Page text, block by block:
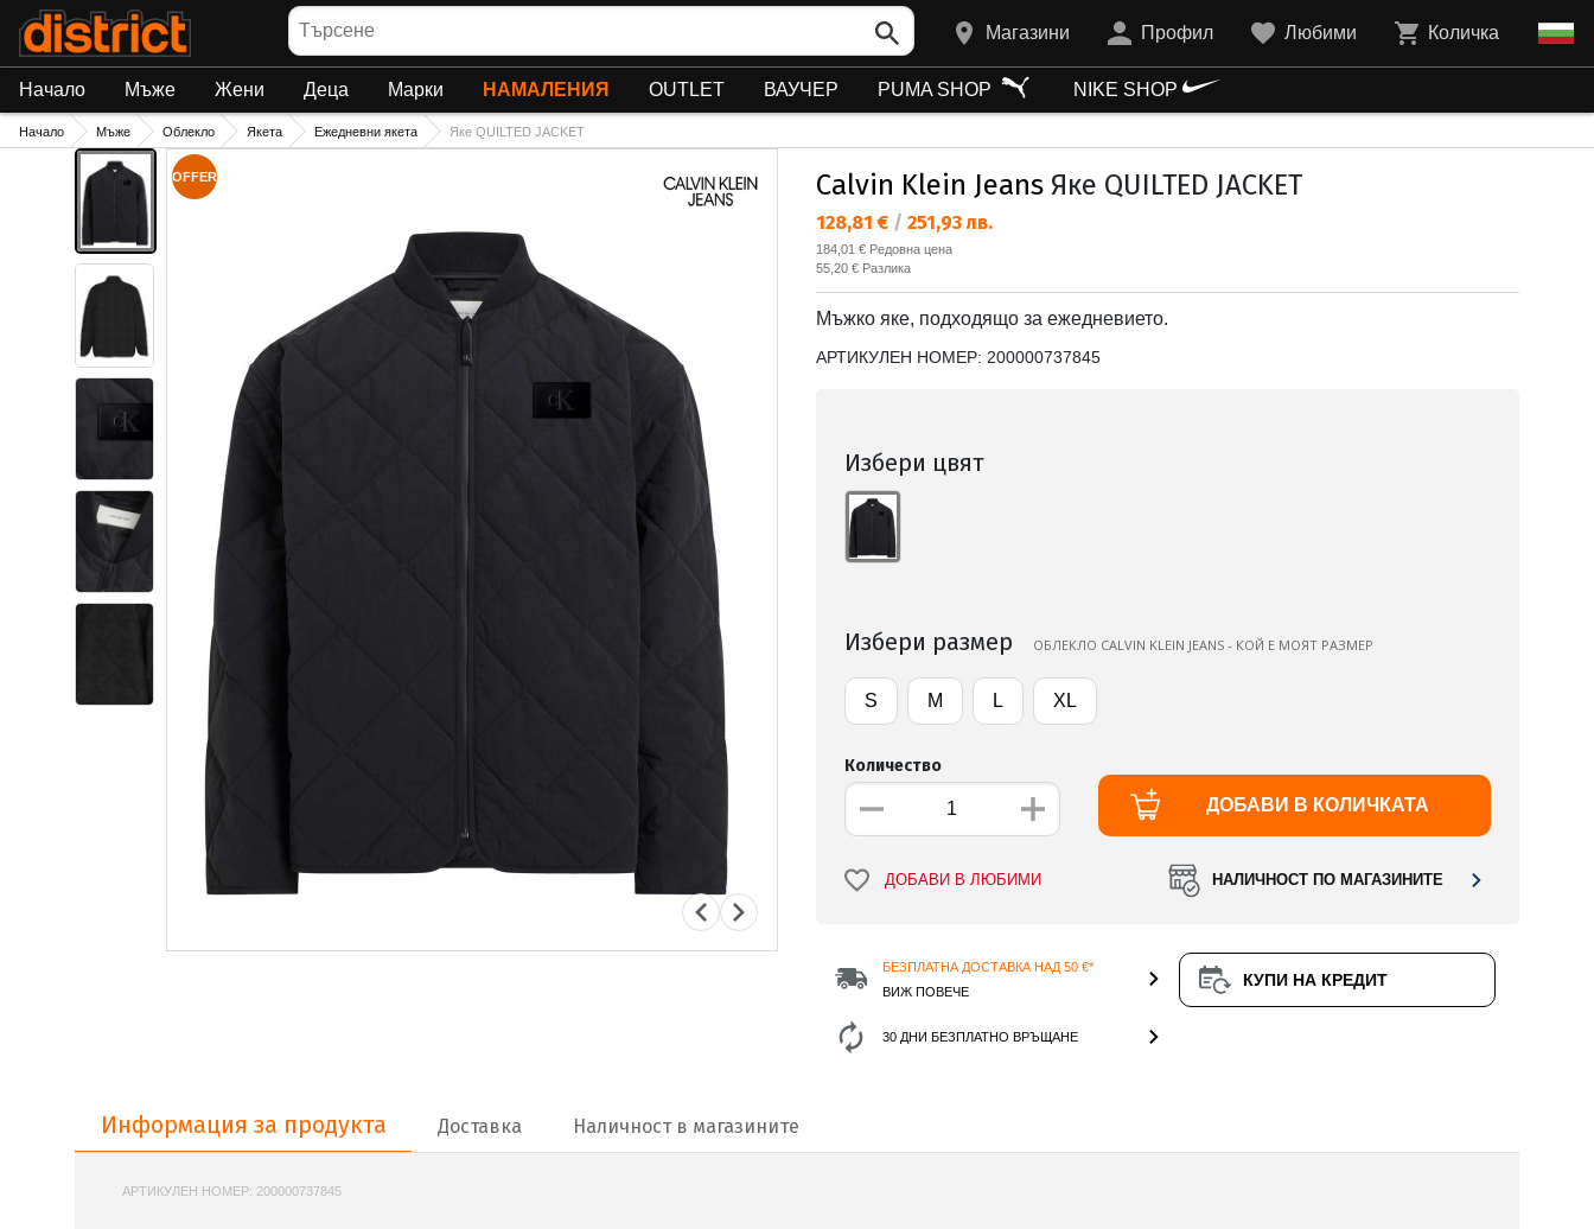
Търсене
Магазини Профил Любими Количка
Начало Мъже Жени Деца Марки НАМАЛЕНИЯ OUTLET ВАУЧЕР PUMA SHOP NIKE SHOP
Начало Мъже Облекло Якета Ежедневни якета Яке QUILTED JACKET
OFFER Calvin Klein Jeans Яке QUILTED JACKET
Текуща цена:
128,81 € / 251,93 лв.
Редовна цена:
184,01 € Редовна цена
Спестявате:
55,20 € Разлика
Мъжко яке, подходящо за ежедневието.
АРТИКУЛЕН НОМЕР: 200000737845
Избери цвят
Избери размер ОБЛЕКЛО CALVIN KLEIN JEANS - КОЙ Е МОЯТ РАЗМЕР
S M L XL
Количество
ДОБАВИ В КОЛИЧКАТА
ДОБАВИ В ЛЮБИМИ НАЛИЧНОСТ ПО МАГАЗИНИТЕ
БЕЗПЛАТНА ДОСТАВКА НАД 50 €*
ВИЖ ПОВЕЧЕ
30 ДНИ БЕЗПЛАТНО ВРЪЩАНЕ
КУПИ НА КРЕДИТ
Информация за продукта
Доставка Наличност в магазините
АРТИКУЛЕН НОМЕР: 200000737845